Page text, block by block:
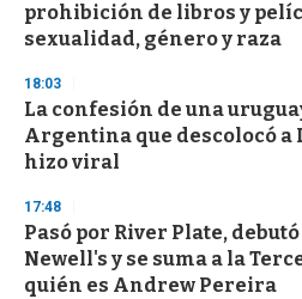
prohibición de libros y
sexualidad, género y raza
18:03
La confesión de una
Argentina que descolocó a
hizo viral
17:48
Pasó por River Plate,
Newell's y se suma a la
quién es Andrew Pereira